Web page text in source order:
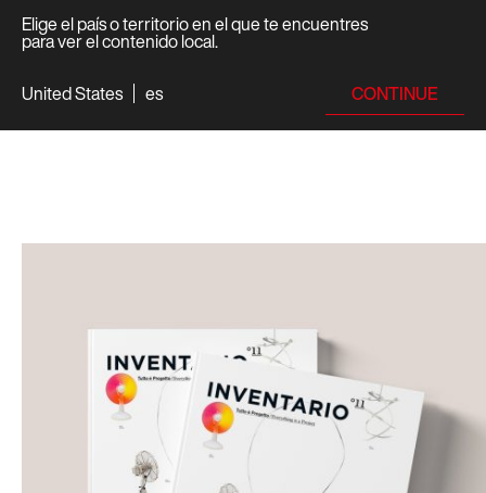
Elige el país o territorio en el que te encuentres
para ver el contenido local.
United States
es CONTINUE